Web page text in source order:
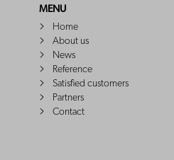
MENU
Home
About us
News
Reference
Satisfied customers
Partners
Contact